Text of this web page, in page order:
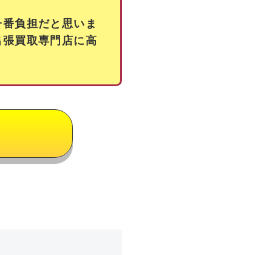
負担だと思いま
買取専門店に高